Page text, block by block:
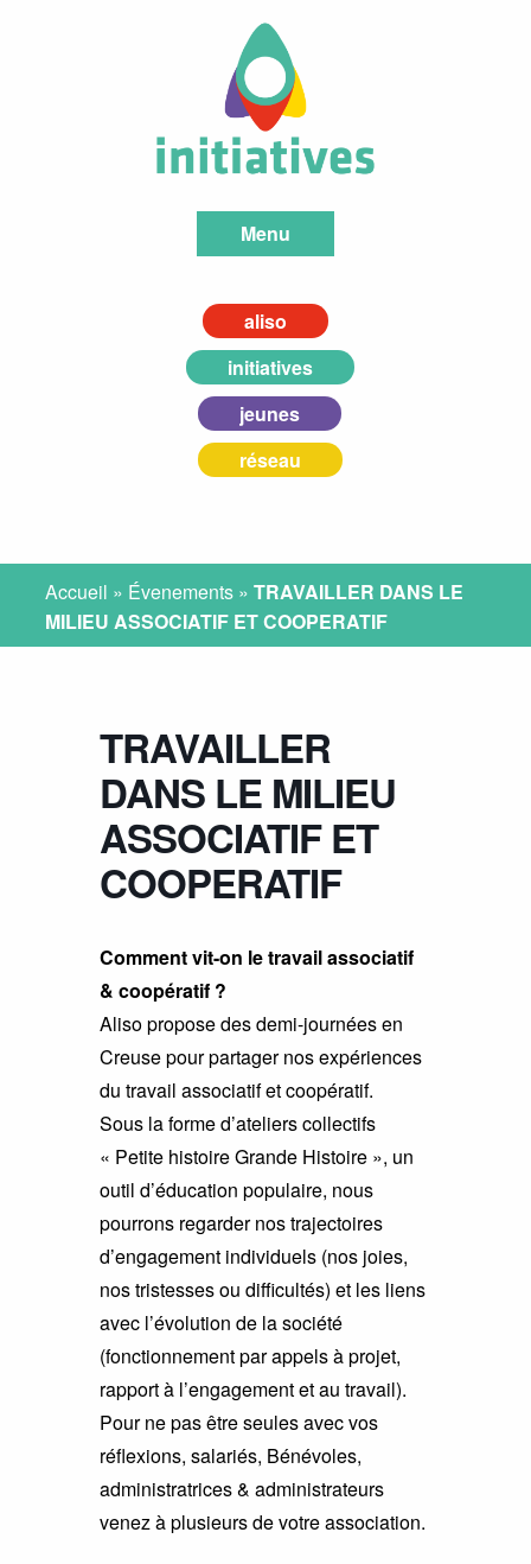
Menu
aliso
initiatives
jeunes
réseau
Accueil » Évenements »TRAVAILLER DANS LE
MILIEU ASSOCIATIF ET COOPERATIF
TRAVAILLER
DANS LE MILIEU
ASSOCIATIF ET
COOPERATIF
Comment vit-on le travail associatif
& coopératif ?
Aliso propose des demi-journées en
Creuse pour partager nos expériences
du travail associatif et coopératif.
Sous la forme d’ateliers collectifs
« Petite histoire Grande Histoire », un
outil d’éducation populaire, nous
pourrons regarder nos trajectoires
d’engagement individuels (nos joies,
nos tristesses ou difficultés) et les liens
avec l’évolution de la société
(fonctionnement par appels à projet,
rapport à l’engagement et au travail).
Pour ne pas être seules avec vos
réflexions, salariés, Bénévoles,
administratrices & administrateurs
venez à plusieurs de votre association.